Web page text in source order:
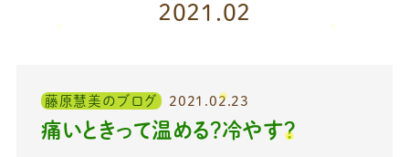
2021.02
藤原慧美のブログ 2021.02.23
痛いときって温める？冷やす？